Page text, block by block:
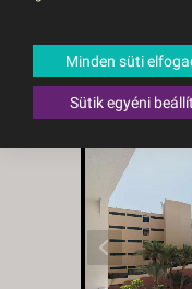
Repülő
del Ingles
Minden süti
Sütik egyéni